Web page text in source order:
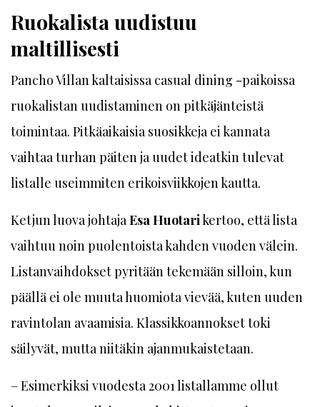
Ruokalista uudistuu
maltillisesti
Pancho Villan kaltaisissa casual dining -paikoissa
ruokalistan uudistaminen on pitkäjänteistä
toimintaa. Pitkäaikaisia suosikkeja ei kannata
vaihtaa turhan päiten ja uudet ideatkin tulevat
listalle useimmiten erikoisviikkojen kautta.
Ketjun luova johtajaEsa Huotarikertoo, että lista
vaihtuu noin puolentoista kahden vuoden välein.
Listanvaihdokset pyritään tekemään silloin, kun
päällä ei ole muuta huomiota vievää, kuten uuden
ravintolan avaamisia. Klassikkoannokset toki
säilyvät, mutta niitäkin ajanmukaistetaan.
– Esimerkiksi vuodesta 2001 listallamme ollut